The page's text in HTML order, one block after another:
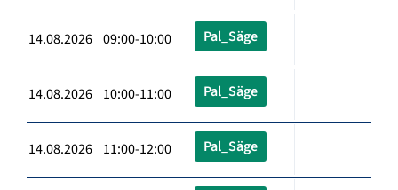
14.08.2026 09:00-10:00 Pal_Säge
14.08.2026 10:00-11:00 Pal_Säge
14.08.2026 11:00-12:00 Pal_Säge